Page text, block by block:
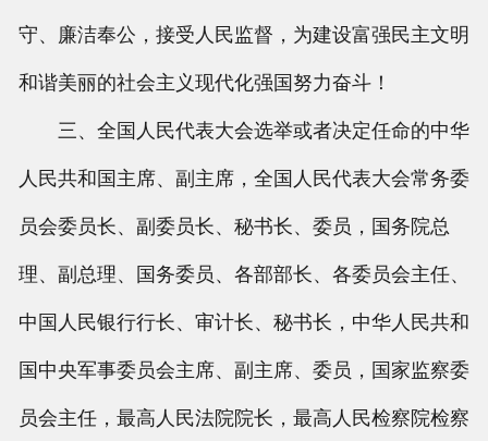
守、廉洁奉公，接受人民监督，为建设富强民主文明
和谐美丽的社会主义现代化强国努力奋斗！
三、全国人民代表大会选举或者决定任命的中华
人民共和国主席、副主席，全国人民代表大会常务委
员会委员长、副委员长、秘书长、委员，国务院总
理、副总理、国务委员、各部部长、各委员会主任、
中国人民银行行长、审计长、秘书长，中华人民共和
国中央军事委员会主席、副主席、委员，国家监察委
员会主任，最高人民法院院长，最高人民检察院检察